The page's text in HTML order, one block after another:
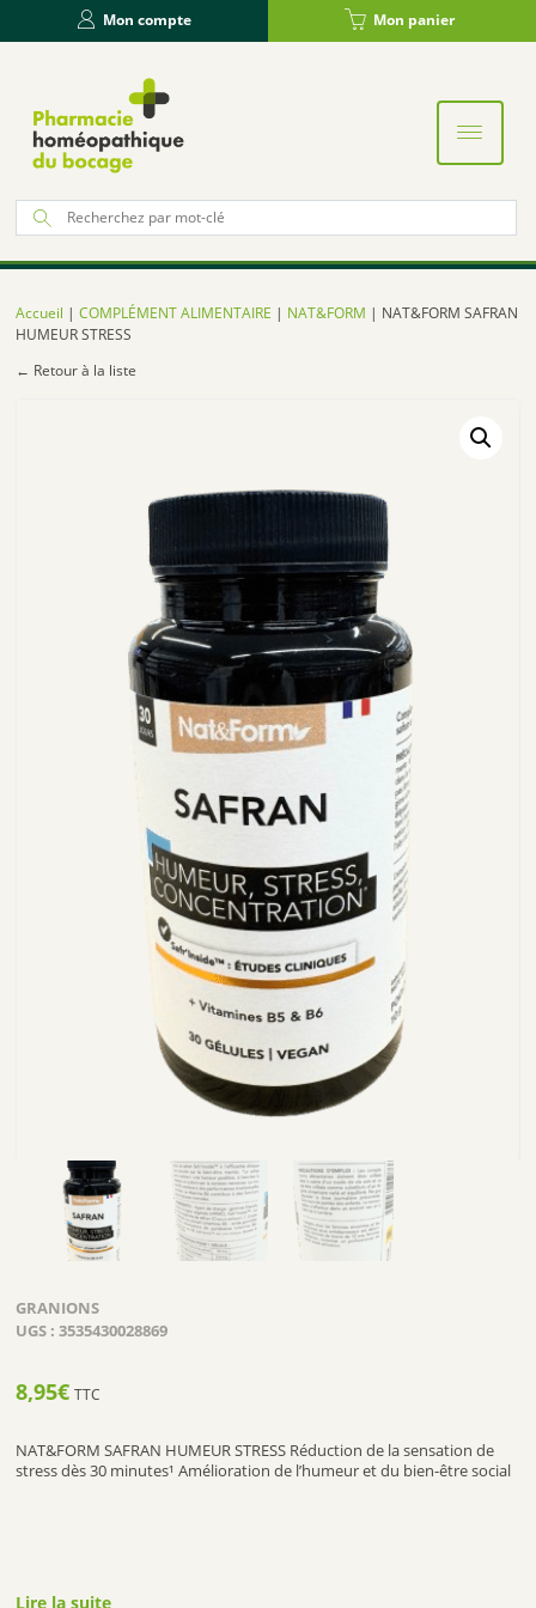
Mon compte Mon panier
:
Accueil |COMPLÉMENT ALIMENTAIRE | NAT&FORM | NAT&FORM SAFRAN
HUMEUR STRESS
← Retour à la liste
GRANIONS
UGS :3535430028869
8,95€ TTC
NAT&FORM SAFRAN HUMEUR STRESS Réduction de la sensation de
stress dès 30 minutes¹ Amélioration de l’humeur et du bien-être social
Lire la suite
Panneau de gestion des cookies